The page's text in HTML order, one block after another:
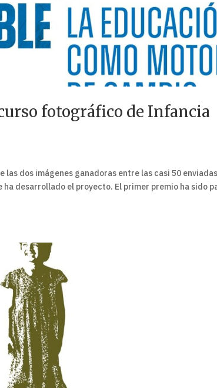
fotográfico de Infancia
dos imágenes ganadoras entre las casi 50 enviadas
desarrollado el proyecto. El primer premio ha sido